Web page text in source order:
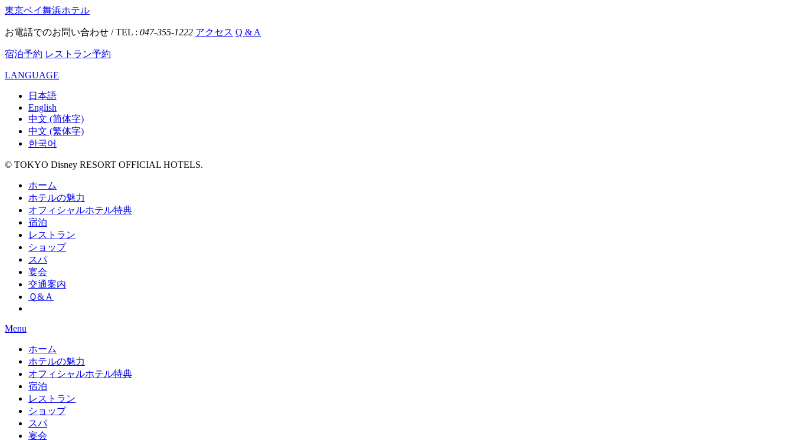
東京ベイ舞浜ホテル
お電話でのお問い合わせ / TEL : 047-355-1222 アクセス Q & A
宿泊予約 レストラン予約
LANGUAGE
日本語
English
中文 (简体字)
中文 (繁体字)
한국어
© TOKYO Disney RESORT OFFICIAL HOTELS.
ホーム
ホテルの魅力
オフィシャルホテル特典
宿泊
レストラン
ショップ
スパ
宴会
交通案内
Ｑ&Ａ
Menu
ホーム
ホテルの魅力
オフィシャルホテル特典
宿泊
レストラン
ショップ
スパ
宴会